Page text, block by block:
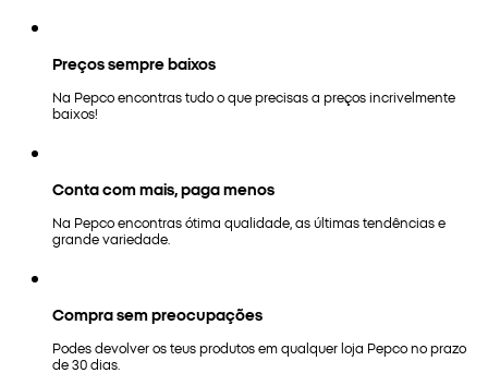
Preços sempre baixos
Na Pepco encontras tudo o que precisas a preços incrivelmente
baixos!
Conta com mais, paga menos
Na Pepco encontras ótima qualidade, as últimas tendências e
grande variedade.
Compra sem preocupações
Podes devolver os teus produtos em qualquer loja Pepco no prazo
de 30 dias.